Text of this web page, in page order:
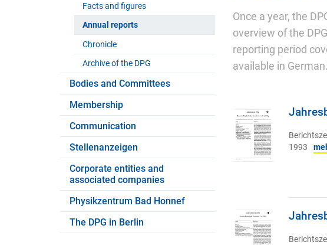
Facts and figures
Annual reports
Chronicle
Archive of the DPG
Bodies and Committees
Membership
Communication
Stellenanzeigen
Corporate entities and
associated companies
Physikzentrum Bad Honnef
The DPG in Berlin
Once a year, the
overview of the
reporting period
available in
1993